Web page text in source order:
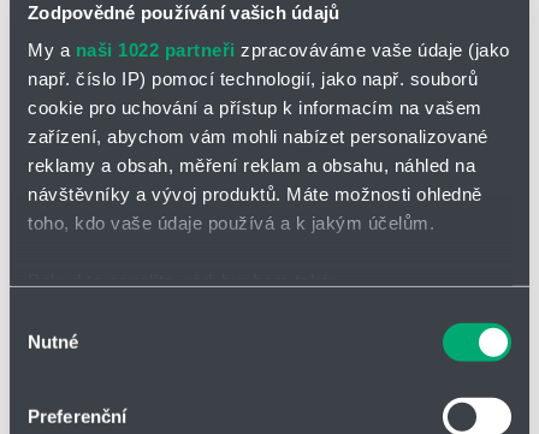
Zodpovědné používání vašich údajů
My a naši 1022 partneři zpracováváme vaše údaje (jako
např. číslo IP) pomocí technologií, jako např. souborů
cookie pro uchování a přístup k informacím na vašem
zařízení, abychom vám mohli nabízet personalizované
reklamy a obsah, měření reklam a obsahu, náhled na
návštěvníky a vývoj produktů. Máte možnosti ohledně
toho, kdo vaše údaje používá a k jakým účelům.
které mohou být přesné na několik metrů
skenování pro konkrétní charakteristiky (otisk prstu)
souhlasu
Nutné
Preferenční
Řada V
Max. 261 m³/h, max. 58,8 m